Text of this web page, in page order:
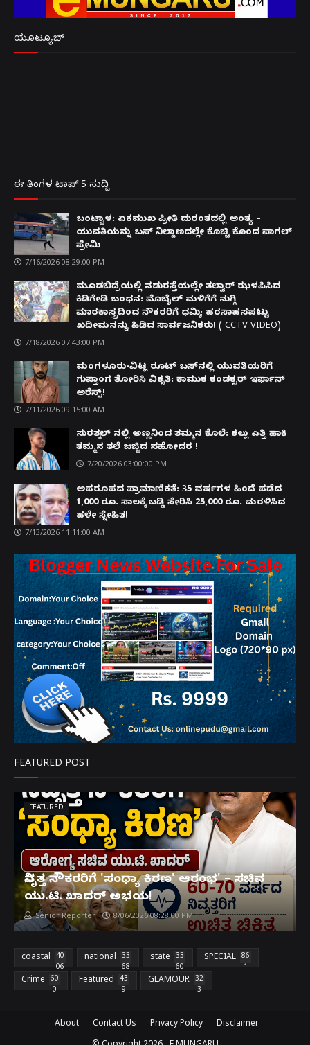
ಯೂಟ್ಯೂಬ್
ಈ ತಿಂಗಳ ಟಾಪ್ 5 ಸುದ್ದಿ
ಬಂಟ್ವಾಳ: ಏಕಮುಖ ಪ್ರೀತಿ ದುರಂತದಲ್ಲಿ ಅಂತ್ಯ –
ಯುವತಿಯನ್ನು ಬಸ್ ನಿಲ್ದಾಣದಲ್ಲೇ ಕೊಚ್ಚಿ ಕೊಂದ ಪಾಗಲ್
ಪ್ರೇಮಿ
7/16/2026 08:29:00 PM
ಮೂಡಬಿದ್ರೆಯಲ್ಲಿ ನಡುರಸ್ತೆಯಲ್ಲೇ ತಲ್ವಾರ್ ಝಳಪಿಸಿದ
ಕಿಡಿಗೇಡಿ ಬಂಧನ: ಮೊಬೈಲ್ ಮಳಿಗೆಗೆ ನುಗ್ಗಿ
ಮಾರಕಾಸ್ತ್ರದಿಂದ ನೌಕರರಿಗೆ ಧಮ್ಕಿ; ಹರಸಾಹಸಪಟ್ಟು
ಖದೀಮನನ್ನು ಹಿಡಿದ ಸಾರ್ವಜನಿಕರು! ( CCTV VIDEO)
7/18/2026 07:43:00 PM
ಮಂಗಳೂರು-ವಿಟ್ಲ ರೂಟ್ ಬಸ್‌ನಲ್ಲಿ ಯುವತಿಯರಿಗೆ
ಗುಪ್ತಾಂಗ ತೋರಿಸಿ ವಿಕೃತಿ: ಕಾಮುಕ ಕಂಡಕ್ಟರ್ ಇರ್ಫಾನ್
ಅರೆಸ್ಟ್!
7/11/2026 09:15:00 AM
ಸುರತ್ಕಲ್ ನಲ್ಲಿ ಅಣ್ಣನಿಂದ ತಮ್ಮನ ಕೊಲೆ: ಕಲ್ಲು ಎತ್ತಿ ಹಾಕಿ
ತಮ್ಮನ ತಲೆ ಜಜ್ಜಿದ ಸಹೋದರ !
7/20/2026 03:00:00 PM
ಅಪರೂಪದ ಪ್ರಾಮಾಣಿಕತೆ: 35 ವರ್ಷಗಳ ಹಿಂದೆ ಪಡೆದ
1,000 ರೂ. ಸಾಲಕ್ಕೆ ಬಡ್ಡಿ ಸೇರಿಸಿ 25,000 ರೂ. ಮರಳಿಸಿದ
ಹಳೇ ಸ್ನೇಹಿತ!
7/13/2026 11:11:00 AM
FEATURED POST
FEATURED
ನಿವೃತ್ತ ನೌಕರರಿಗೆ 'ಸಂಧ್ಯಾ ಕಿರಣ' ಆರಂಭ' – ಸಚಿವ
ಯು.ಟಿ. ಖಾದರ್ ಅಭಯ!
Senior Reporter 8/06/2026 08:28:00 PM
coastal
40
06
national
33
68
state
33
60
SPECIAL
86
1
Crime
60
0
Featured
43
9
GLAMOUR
32
3
About Contact Us Privacy Policy
Disclaimer